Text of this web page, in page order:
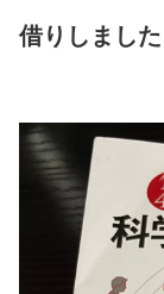
借りしました